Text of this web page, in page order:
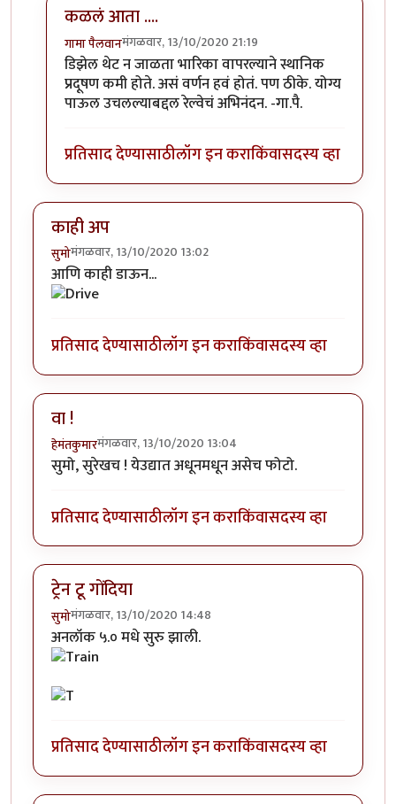
कळलं आता ....
गामा पैलवानमंगळवार, 13/10/2020 21:19
In reply toबातमीbyहेमंतकुमार
डिझेल थेट न जाळता भारिका वापरल्याने स्थानिक
प्रदूषण कमी होते. असं वर्णन हवं होतं. पण ठीके. योग्य
पाऊल उचलल्याबद्दल रेल्वेचं अभिनंदन. -गा.पै.
प्रतिसाद देण्यासाठीलॉग इन कराकिंवासदस्य व्हा
काही अप
सुमोमंगळवार, 13/10/2020 13:02
आणि काही डाऊन...
प्रतिसाद देण्यासाठीलॉग इन कराकिंवासदस्य व्हा
वा !
हेमंतकुमारमंगळवार, 13/10/2020 13:04
सुमो, सुरेखच ! येउद्यात अधूनमधून असेच फोटो.
प्रतिसाद देण्यासाठीलॉग इन कराकिंवासदस्य व्हा
ट्रेन टू गोंदिया
सुमोमंगळवार, 13/10/2020 14:48
अनलॉक ५.० मधे सुरु झाली.
प्रतिसाद देण्यासाठीलॉग इन कराकिंवासदस्य व्हा